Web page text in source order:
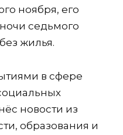
ноября, его
седьмого
жилья.
в сфере
новости из
образования и